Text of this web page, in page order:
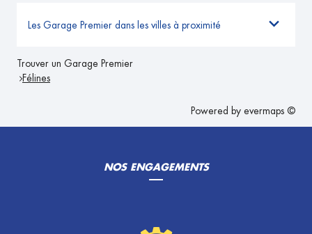
Les Garage Premier dans les villes à proximité
Trouver un Garage Premier
Félines
Powered by evermaps ©
NOS ENGAGEMENTS